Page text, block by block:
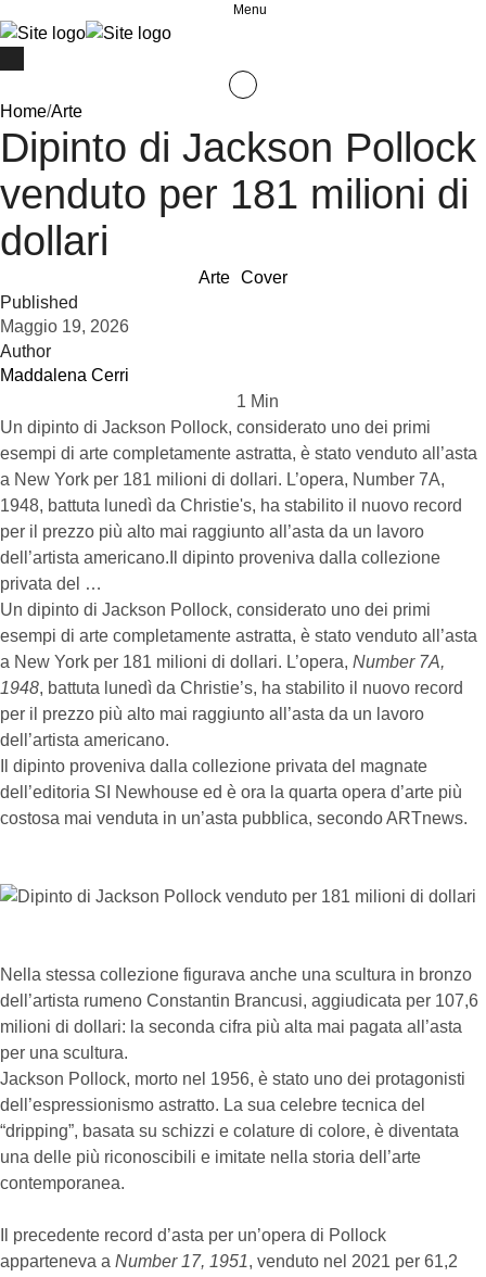
Menu
Home/Arte
Dipinto di Jackson Pollock
venduto per 181 milioni di
dollari
Arte Cover
Published
Maggio 19, 2026
Author
Maddalena Cerri
1 Min
Un dipinto di Jackson Pollock, considerato uno dei primi
esempi di arte completamente astratta, è stato venduto all’asta
a New York per 181 milioni di dollari. L’opera, Number 7A,
1948, battuta lunedì da Christie's, ha stabilito il nuovo record
per il prezzo più alto mai raggiunto all’asta da un lavoro
dell’artista americano.Il dipinto proveniva dalla collezione
privata del …
Un dipinto di Jackson Pollock, considerato uno dei primi
esempi di arte completamente astratta, è stato venduto all’asta
a New York per 181 milioni di dollari. L’opera, Number 7A,
1948, battuta lunedì da Christie’s, ha stabilito il nuovo record
per il prezzo più alto mai raggiunto all’asta da un lavoro
dell’artista americano.
Il dipinto proveniva dalla collezione privata del magnate
dell’editoria SI Newhouse ed è ora la quarta opera d’arte più
costosa mai venduta in un’asta pubblica, secondo ARTnews.
Nella stessa collezione figurava anche una scultura in bronzo
dell’artista rumeno Constantin Brancusi, aggiudicata per 107,6
milioni di dollari: la seconda cifra più alta mai pagata all’asta
per una scultura.
Jackson Pollock, morto nel 1956, è stato uno dei protagonisti
dell’espressionismo astratto. La sua celebre tecnica del
“dripping”, basata su schizzi e colature di colore, è diventata
una delle più riconoscibili e imitate nella storia dell’arte
contemporanea.
Il precedente record d’asta per un’opera di Pollock
apparteneva a Number 17, 1951, venduto nel 2021 per 61,2